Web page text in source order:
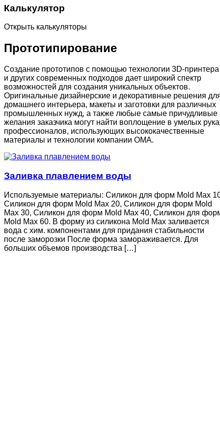
Калькулятор
Открыть калькуляторы
Прототипирование
Создание прототипов с помощью технологии 3D-принтера
и других современных подходов дает широкий спектр
возможностей для создания уникальных объектов.
Оригинальные дизайнерские и декоративные решения
домашнего интерьера, макеты и заготовки для различных
промышленных нужд, а также любые самые причудливые
желания заказчика могут найти воплощение в умелых
профессионалов, использующих высококачественные
материалы и технологии компании ОМА.
Заливка плавлением воды
Используемые материалы: Силикон для форм Mold Max
Силикон для форм Mold Max 20, Силикон для форм Mold
Max 30, Силикон для форм Mold Max 40, Силикон для
Mold Max 60. В форму из силикона Mold Max заливается
вода с хим. компонентами для придания стабильности
после заморозки После форма замораживается. Для
больших объемов производства […]